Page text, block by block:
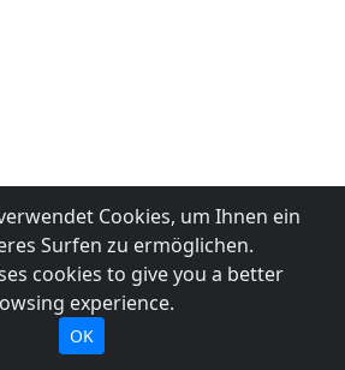
Cookies, um Ihnen ein
Surfen zu ermöglichen.
cookies to give you a better
experience.
OK